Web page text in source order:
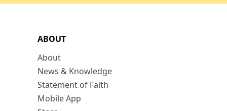
ABOUT
About
News & Knowledge
Statement of Faith
Mobile App